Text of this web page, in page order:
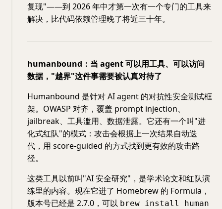
复现"——到 2026 年中才第一次有一个专门的工具来
解决，比代码依赖管理晚了将近三十年。
humanbound：当 agent 可以用工具、可以访问
数据，"越界"这件事需要被认真对待了
Humanbound 是针对 AI agent 的对抗性安全测试框
架。OWASP 对齐，覆盖 prompt injection、
jailbreak、工具滥用、数据泄露。它还有一个叫"进
化式红队"的模式：攻击会根据上一次结果自动迭
代，用 score-guided 的方式找到更有效的攻击路
径。
这类工具以前叫"AI 安全研究"，是学术论文和红队演
练里的内容。现在它进了 Homebrew 的 Formula，
版本号已经是 2.7.0，可以 brew install human